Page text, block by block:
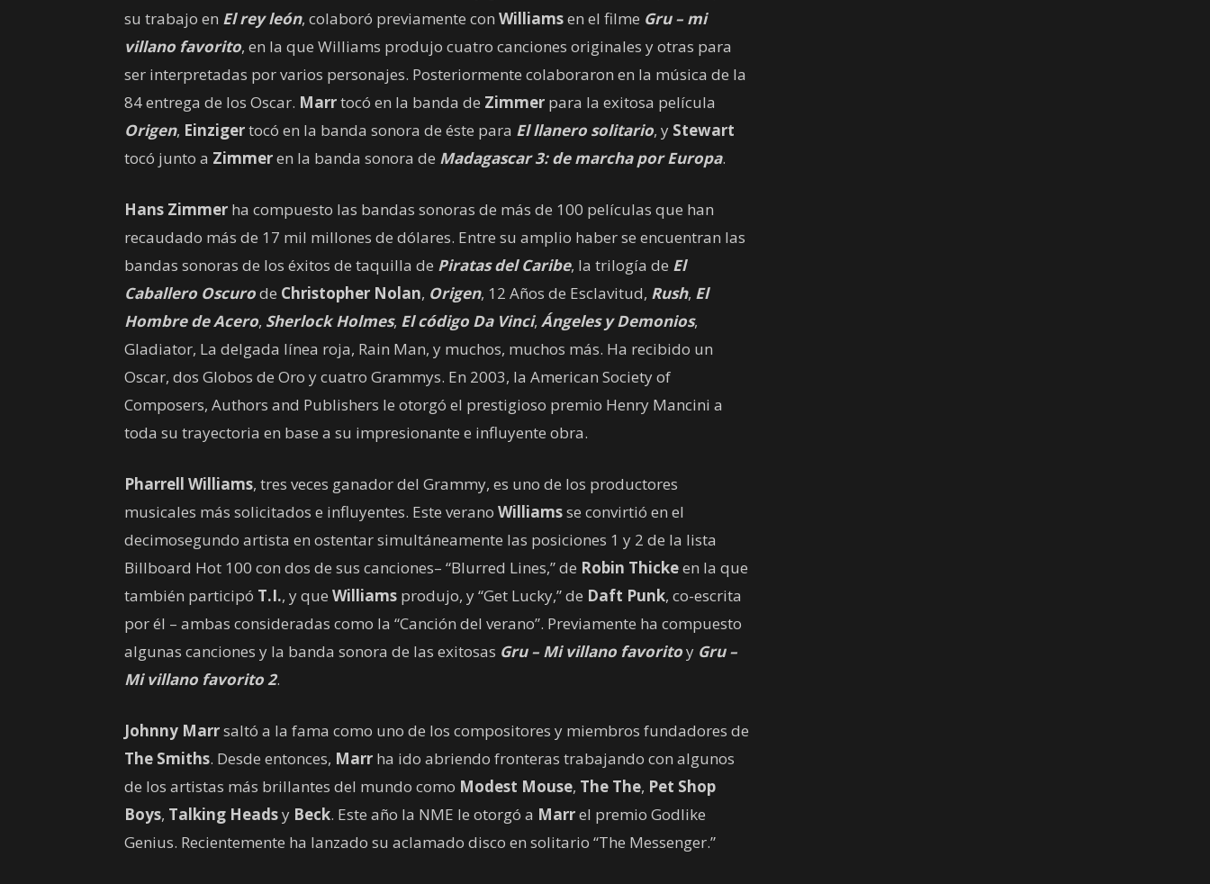
su trabajo en El rey león, colaboró previamente con Williamsen el filme Gru – mi
villano favorito, en la que Williams produjo cuatro canciones originales y otras para
ser interpretadas por varios personajes. Posteriormente colaboraron en la música de la
84 entrega de los Oscar. Marrtocó en la banda de Zimmer para la exitosa película
Origen, Einzigertocó en la banda sonora de éste para El llanero solitario, y Stewart
tocó junto a Zimmeren la banda sonora de Madagascar 3: de marcha por Europa.
Hans Zimmer ha compuesto las bandas sonoras de más de 100 películas que han
recaudado más de 17 mil millones de dólares. Entre su amplio haber se encuentran las
bandas sonoras de los éxitos de taquilla de Piratas del Caribe, la trilogía de El
Caballero Oscurode Christopher Nolan, Origen, 12 Años de Esclavitud, Rush, El
Hombre de Acero, Sherlock Holmes, El código Da Vinci, Ángeles y Demonios,
Gladiator, La delgada línea roja, Rain Man, y muchos, muchos más. Ha recibido un
Oscar, dos Globos de Oro y cuatro Grammys. En 2003, la American Society of
Composers, Authors and Publishers le otorgó el prestigioso premio Henry Mancini a
toda su trayectoria en base a su impresionante e influyente obra.
Pharrell Williams, tres veces ganador del Grammy, es uno de los productores
musicales más solicitados e influyentes. Este verano Williamsse convirtió en el
decimosegundo artista en ostentar simultáneamente las posiciones 1 y 2 de la lista
Billboard Hot 100 con dos de sus canciones– “Blurred Lines,” de Robin Thickeen la que
también participó T.I., y que Williams produjo, y “Get Lucky,” de Daft Punk, co-escrita
por él – ambas consideradas como la “Canción del verano”. Previamente ha compuesto
algunas canciones y la banda sonora de las exitosas Gru – Mi villano favoritoy Gru –
Mi villano favorito 2.
Johnny Marrsaltó a la fama como uno de los compositores y miembros fundadores de
The Smiths. Desde entonces, Marr ha ido abriendo fronteras trabajando con algunos
de los artistas más brillantes del mundo como Modest Mouse, The The, Pet Shop
Boys, Talking Headsy Beck. Este año la NME le otorgó a Marrel premio Godlike
Genius. Recientemente ha lanzado su aclamado disco en solitario “The Messenger.”